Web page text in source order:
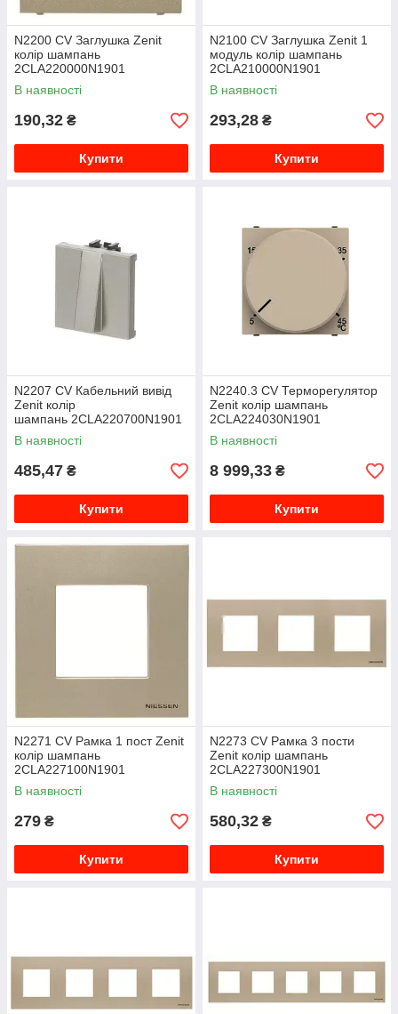
N2200 CV Заглушка Zenit
колір шампань
2CLA220000N1901
В наявності
190,32 ₴
Купити
N2100 CV Заглушка Zenit 1
модуль колір шампань
2CLA210000N1901
В наявності
293,28 ₴
Купити
N2207 CV Кабельний вивід
Zenit колір
шампань 2CLA220700N1901
В наявності
485,47 ₴
Купити
N2240.3 CV Терморегулятор
Zenit колір шампань
2CLA224030N1901
В наявності
8 999,33 ₴
Купити
N2271 CV Рамка 1 пост Zenit
колір шампань
2CLA227100N1901
В наявності
279 ₴
Купити
N2273 CV Рамка 3 пости
Zenit колір шампань
2CLA227300N1901
В наявності
580,32 ₴
Купити